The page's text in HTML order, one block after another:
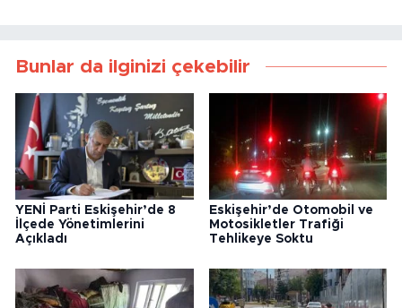
Bunlar da ilginizi çekebilir
YENİ Parti Eskişehir’de 8
İlçede Yönetimlerini
Açıkladı
Eskişehir’de Otomobil ve
Motosikletler Trafiği
Tehlikeye Soktu